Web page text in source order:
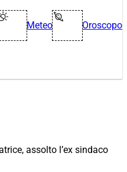
Meteo Oroscopo
assolto l’ex sindaco